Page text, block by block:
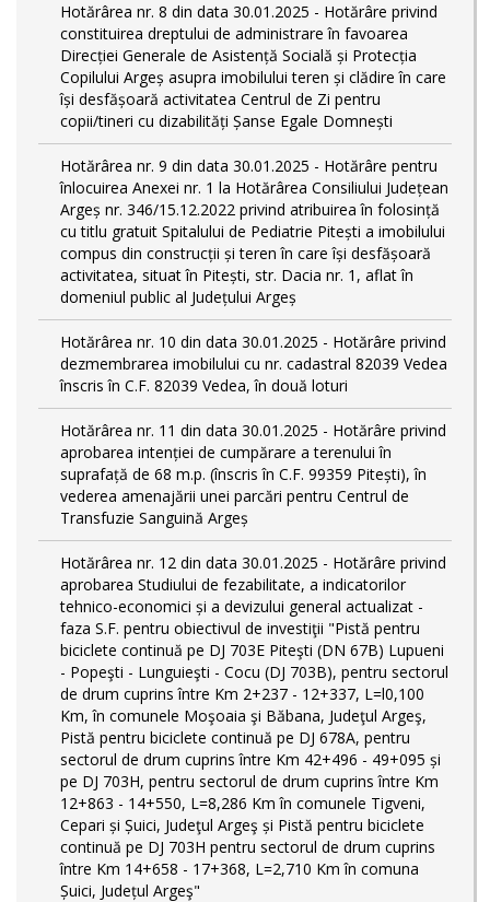
Hotărârea nr. 8 din data 30.01.2025 - Hotărâre privind
constituirea dreptului de administrare în favoarea
Direcției Generale de Asistență Socială și Protecția
Copilului Argeș asupra imobilului teren și clădire în care
își desfășoară activitatea Centrul de Zi pentru
copii/tineri cu dizabilități Șanse Egale Domnești
Hotărârea nr. 9 din data 30.01.2025 - Hotărâre pentru
înlocuirea Anexei nr. 1 la Hotărârea Consiliului Județean
Argeș nr. 346/15.12.2022 privind atribuirea în folosință
cu titlu gratuit Spitalului de Pediatrie Pitești a imobilului
compus din construcții și teren în care își desfășoară
activitatea, situat în Pitești, str. Dacia nr. 1, aflat în
domeniul public al Județului Argeș
Hotărârea nr. 10 din data 30.01.2025 - Hotărâre privind
dezmembrarea imobilului cu nr. cadastral 82039 Vedea
înscris în C.F. 82039 Vedea, în două loturi
Hotărârea nr. 11 din data 30.01.2025 - Hotărâre privind
aprobarea intenției de cumpărare a terenului în
suprafață de 68 m.p. (înscris în C.F. 99359 Pitești), în
vederea amenajării unei parcări pentru Centrul de
Transfuzie Sanguină Argeș
Hotărârea nr. 12 din data 30.01.2025 - Hotărâre privind
aprobarea Studiului de fezabilitate, a indicatorilor
tehnico-economici și a devizului general actualizat -
faza S.F. pentru obiectivul de investiţii "Pistă pentru
biciclete continuă pe DJ 703E Piteşti (DN 67B) Lupueni
- Popeşti - Lunguieşti - Cocu (DJ 703B), pentru sectorul
de drum cuprins între Km 2+237 - 12+337, L=l0,100
Km, în comunele Moşoaia şi Băbana, Judeţul Argeş,
Pistă pentru biciclete continuă pe DJ 678A, pentru
sectorul de drum cuprins între Km 42+496 - 49+095 și
pe DJ 703H, pentru sectorul de drum cuprins între Km
12+863 - 14+550, L=8,286 Km în comunele Tigveni,
Cepari și Șuici, Judeţul Argeş și Pistă pentru biciclete
continuă pe DJ 703H pentru sectorul de drum cuprins
între Km 14+658 - 17+368, L=2,710 Km în comuna
Șuici, Județul Argeş"